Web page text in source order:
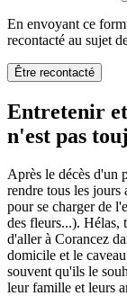
En envoyant ce
recontacté au sujet
Être recontacté
Entretenir
n'est pas
Après le décès d'un
rendre tous les jours
pour se charger de
des fleurs...). Hélas,
d'aller à Corancez
domicile et le
souvent qu'ils le
leur famille et leurs